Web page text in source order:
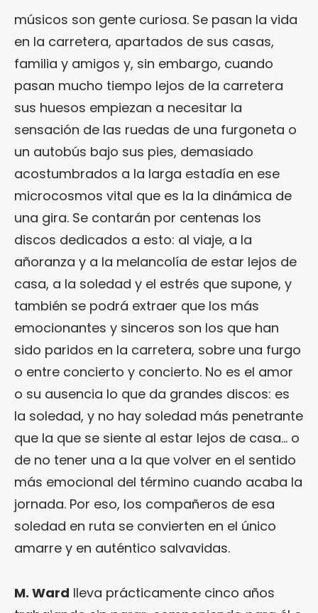
músicos son gente curiosa. Se pasan la vida
en la carretera, apartados de sus casas,
familia y amigos y, sin embargo, cuando
pasan mucho tiempo lejos de la carretera
sus huesos empiezan a necesitar la
sensación de las ruedas de una furgoneta o
un autobús bajo sus pies, demasiado
acostumbrados a la larga estadía en ese
microcosmos vital que es la la dinámica de
una gira. Se contarán por centenas los
discos dedicados a esto: al viaje, a la
añoranza y a la melancolía de estar lejos de
casa, a la soledad y el estrés que supone, y
también se podrá extraer que los más
emocionantes y sinceros son los que han
sido paridos en la carretera, sobre una furgo
o entre concierto y concierto. No es el amor
o su ausencia lo que da grandes discos: es
la soledad, y no hay soledad más penetrante
que la que se siente al estar lejos de casa… o
de no tener una a la que volver en el sentido
más emocional del término cuando acaba la
jornada. Por eso, los compañeros de esa
soledad en ruta se convierten en el único
amarre y en auténtico salvavidas.
M. Ward lleva prácticamente cinco años